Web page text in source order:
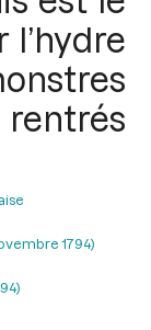
l’hydre
1794)